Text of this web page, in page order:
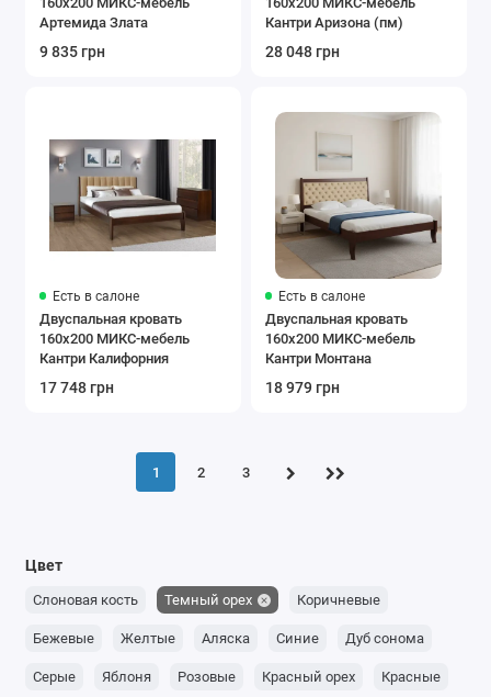
Артемида Злата
9 835 грн
Кантри Аризона (пм)
28 048 грн
Есть в салоне
Двуспальная кровать
160x200 МИКС-мебель
Кантри Калифорния
17 748 грн
Есть в салоне
Двуспальная кровать
160x200 МИКС-мебель
Кантри Монтана
18 979 грн
1 2 3
Цвет
Слоновая кость Темный орех Коричневые
Бежевые Желтые Аляска Синие Дуб сонома
Серые Яблоня Розовые Красный орех Красные